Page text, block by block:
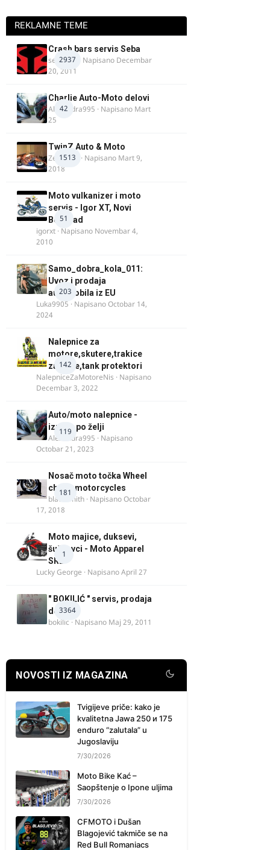
REKLAMNE TEME
2937
Crash bars servis Seba
seba011 · Napisano Decembar
20, 2011
42
Charlie Auto-Moto delovi
Alexandra995 · Napisano Mart
25
1513
TwinZ Auto & Moto
Zeljkamp · Napisano Mart 9,
2018
51
Moto vulkanizer i moto
servis - Igor XT, Novi
Beograd
igorxt · Napisano Novembar 4,
2010
203
Samo_dobra_kola_011:
Uvoz i prodaja
automobila iz EU
Luka9905 · NapisanoOctobar 14,
2024
142
Nalepnice za
motore,skutere,trakice
za felne,tank protektori
NalepniceZaMotoreNis · Napisano
Decembar 3, 2022
119
Auto/moto nalepnice -
izrada po želji
Alexandra995 · Napisano
Octobar 21, 2023
181
Nosač moto točka Wheel
chock motorcycles
blacksmith · NapisanoOctobar
17, 2018
1
Moto majice, duksevi,
šuškavci - Moto Apparel
SRB
Lucky George · NapisanoApril 27
3364
" BOKILIĆ " servis, prodaja
delova
bokilic · Napisano Maj 29, 2011
NOVOSTI IZ MAGAZINA
Tvigijeve priče: kako je
kvalitetna Jawa 250 и 175
enduro “zalutala” u
Jugoslaviju
7/30/2026
Moto Bike Kać –
Saopštenje o Ipone uljima
7/30/2026
CFMOTO i Dušan
Blagojević takmiče se na
Red Bull Romaniacs